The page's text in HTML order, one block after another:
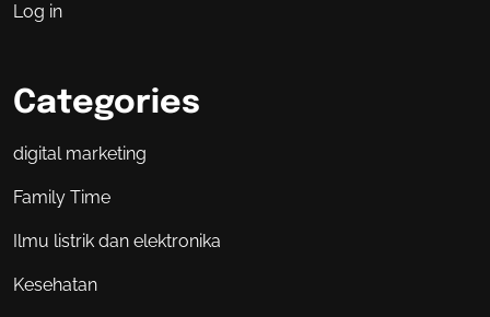
Log in
Categories
digital marketing
Family Time
Ilmu listrik dan elektronika
Kesehatan